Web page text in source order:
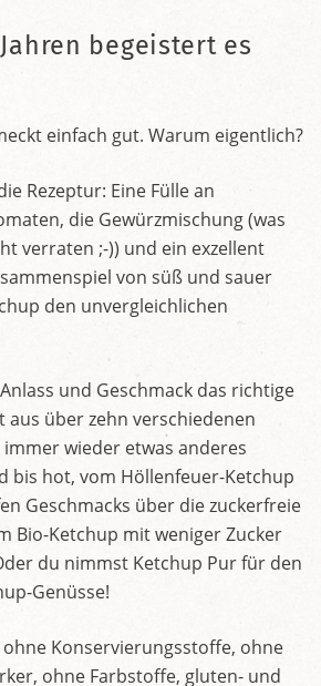
begeistert es
einfach gut. Warum eigentlich?
Rezeptur: Eine Fülle an
die Gewürzmischung (was
verraten ;-)) und ein exzellent
von süß und sauer
den unvergleichlichen
und Geschmack das richtige
aus über zehn verschiedenen
wieder etwas anderes
bis hot, vom Höllenfeuer-Ketchup
Geschmacks über die zuckerfreie
Bio-Ketchup mit weniger Zucker
du nimmst Ketchup Pur für den
Genüsse!
ohne Konservierungsstoffe, ohne
ohne Farbstoffe, gluten- und